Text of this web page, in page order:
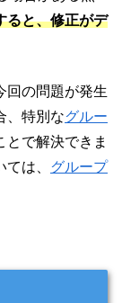
ると、修正がデ
回の問題が発生
、特別なグルー
とで解決できま
は、 グループ